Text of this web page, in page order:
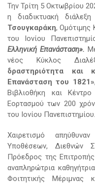
Την Τρίτη 5 Οκτωβρίου
η διαδικτυακή
Τσουγκαράκη, Ομότιμης
του Ιονίου
Ελληνική Επανάσταση».
νέος Κύκλος
δραστηριότητα
Επανάσταση του 1821»
Βιβλιοθήκη και
Εορτασμού των 200
του Ιονίου Πανεπιστημίου.
Χαιρετισμό
Υποθέσεων, Διεθνών
Πρόεδρος της
αναπληρώτρια
Φοιτητικής Μέριμνας